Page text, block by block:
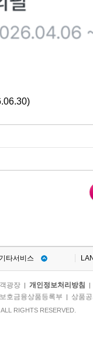
기타서비스
광장| 개인정보처리방침
보호금융상품등록부 | 상품
RIGHTS RESERVED.